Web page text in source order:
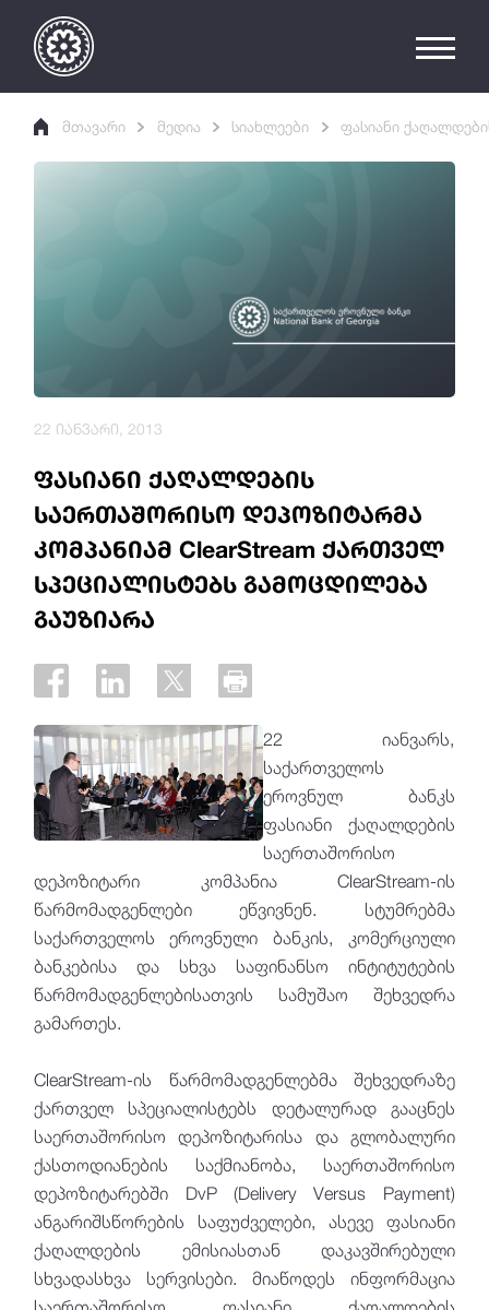
მთავარი მედია სიახლეები ფასიანი
ფასიანი ქაღალდების
საერთაშორისო დეპოზიტარმა
კომპანიამ ClearStream ქართველ
სპეციალისტებს გამოცდილება
გაუზიარა
22 იანვარი, 2013
22 იანვარს,
საქართველოს
ეროვნულ ბანკს
ფასიანი ქაღალდების
საერთაშორისო
დეპოზიტარი კომპანია ClearStream-ის
წარმომადგენლები ეწვივნენ. სტუმრებმა
საქართველოს ეროვნული ბანკის, კომერციული
ბანკებისა და სხვა საფინანსო ინტიტუტების
წარმომადგენლებისათვის სამუშაო შეხვედრა
გამართეს.
ClearStream-ის წარმომადგენლებმა შეხვედრაზე
ქართველ სპეციალისტებს დეტალურად გააცნეს
საერთაშორისო დეპოზიტარისა და გლობალური
ქასთოდიანების საქმიანობა, საერთაშორისო
დეპოზიტარებში DvP (Delivery Versus Payment)
ანგარიშსწორების საფუძველები, ასევე ფასიანი
ქაღალდების ემისიასთან დაკავშირებული
სხვადასხვა სერვისები. მიაწოდეს ინფორმაცია